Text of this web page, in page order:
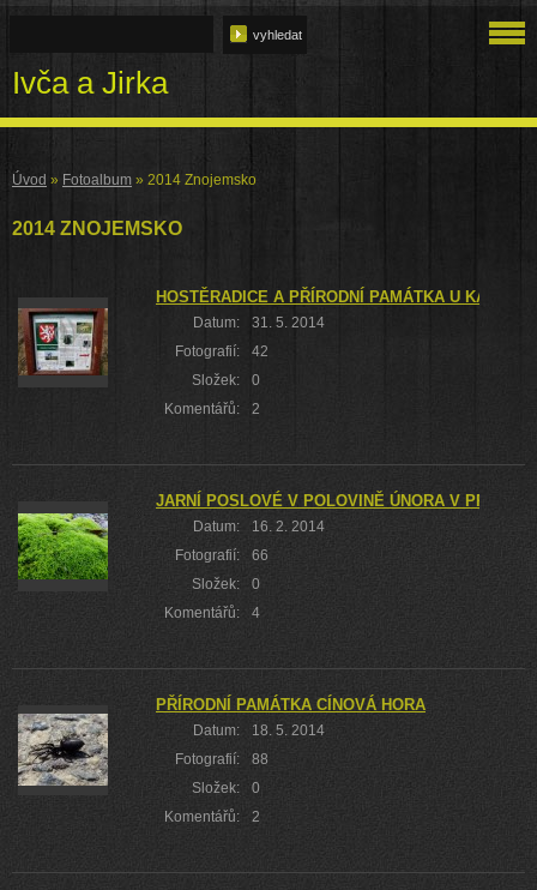
Ivča a Jirka
Úvod » Fotoalbum » 2014 Znojemsko
2014 ZNOJEMSKO
HOSTĚRADICE A PŘÍRODNÍ PAMÁTKA U
Datum:
31. 5. 2014
Fotografií:
42
Složek:
0
Komentářů:
2
JARNÍ POSLOVÉ V POLOVINĚ ÚNORA V PR
Datum:
16. 2. 2014
Fotografií:
66
Složek:
0
Komentářů:
4
PŘÍRODNÍ PAMÁTKA CÍNOVÁ HORA
Datum:
18. 5. 2014
Fotografií:
88
Složek:
0
Komentářů:
2